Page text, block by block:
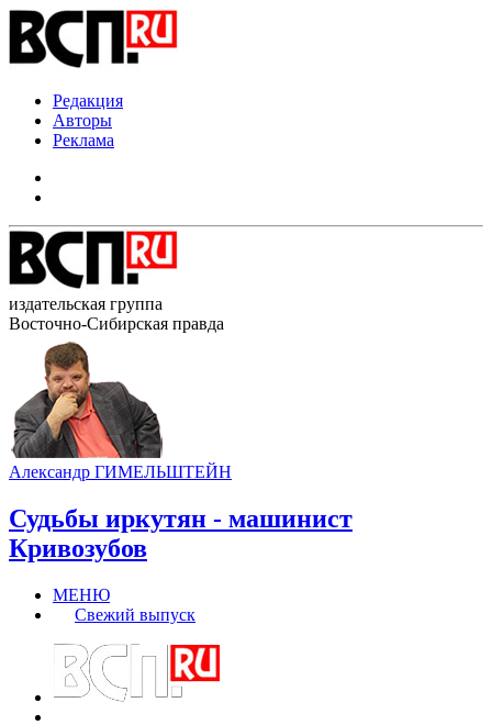
Редакция
Авторы
Реклама
издательская группа
Восточно-Сибирская правда
Александр ГИМЕЛЬШТЕЙН
Судьбы иркутян - машинист
Кривозубов
МЕНЮ
Свежий выпуск